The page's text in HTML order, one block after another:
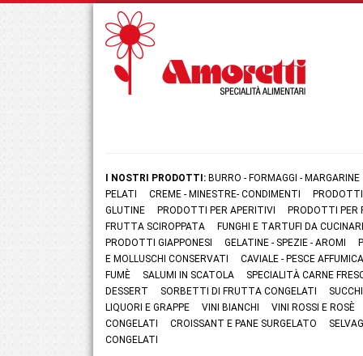
I NOSTRI PRODOTTI: BURRO - FORMAGGI - MARGARINE
PELATI
CREME - MINESTRE- CONDIMENTI
GLUTINE
PRODOTTI PER APERITIVI
PRODOTTI PER
FRUTTA SCIROPPATA
FUNGHI E TARTUFI DA
PRODOTTI GIAPPONESI
GELATINE - SPEZIE - AROMI
E MOLLUSCHI CONSERVATI
CAVIALE - PESCE
FUMÈ
SALUMI IN SCATOLA
SPECIALITÀ CARNE
DESSERT
SORBETTI DI FRUTTA CONGELATI
LIQUORI E GRAPPE
VINI BIANCHI
VINI ROSSI E ROSÈ
CONGELATI
CROISSANT E PANE SURGELATO
CONGELATI